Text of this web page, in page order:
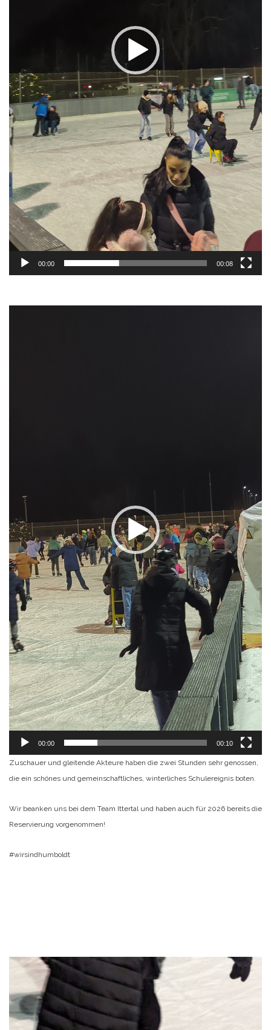
00:00 00:08
00:00 00:10
Zuschauer und gleitende Akteure haben die zwei Stunden sehr genossen,
die ein schönes und gemeinschaftliches, winterliches Schulereignis boten.
Wir beanken uns bei dem Team Ittertal und haben auch für 2026 bereits die
Reservierung vorgenommen!
#wirsindhumboldt